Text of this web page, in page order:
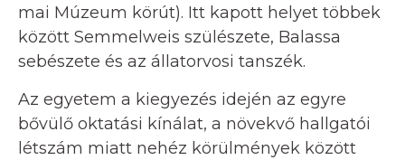
mai Múzeum körút). Itt kapott helyet többek
között Semmelweis szülészete, Balassa
sebészete és az állatorvosi tanszék.
Az egyetem a kiegyezés idején az egyre
bővülő oktatási kínálat, a növekvő hallgatói
létszám miatt nehéz körülmények között